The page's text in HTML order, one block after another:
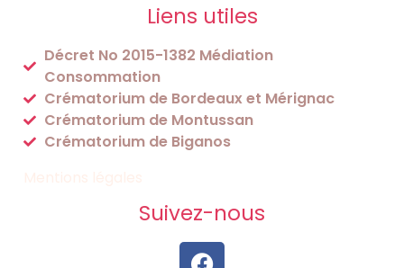
Liens utiles
Décret No 2015-1382 Médiation
Consommation
Crématorium de Bordeaux et Mérignac
Crématorium de Montussan
Crématorium de Biganos
Suivez-nous